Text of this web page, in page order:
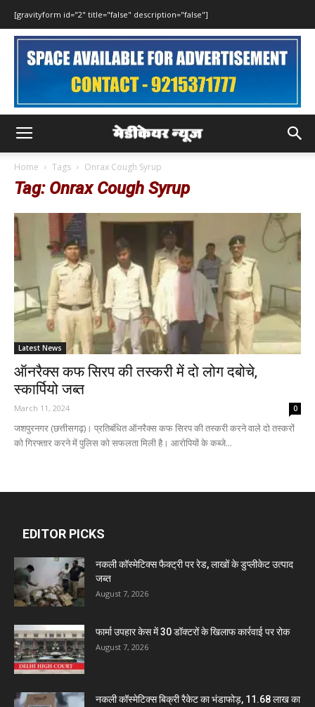
[gravityform id="2" title="false" description="false"]
Home Tags Onrax Cough Syrup
Tag: Onrax Cough Syrup
Latest News
ऑनरैक्स कफ सिरप की तस्करी में दो लोग दबोचे,
स्कार्पियो जब्त
March 11, 2024 0
जशपुरनगर (छत्तीसगढ़)। प्रतिबंधित ऑनरैक्स कफ सिरप की तस्करी करने वाले दो तस्करों
को गिरफ्तार करने में पुलिस को सफलता मिली है। आरोपियों के कब्जे...
EDITOR PICKS
नकली कॉस्मेटिक्स फैक्ट्री पर रेड, लाखों के डुप्लीकेट उत्पाद
जब्त
August 7, 2026
फार्मा उपहार केस में 30 डॉक्टरों के खिलाफ कार्रवाई पर रोक
August 7, 2026
नकली कॉस्मेटिक्स बिक्री रैकेट का भंडाफोड़, 11.68 लाख का